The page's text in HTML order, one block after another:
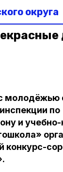
округа
молодёжью
по
и
конкурс-